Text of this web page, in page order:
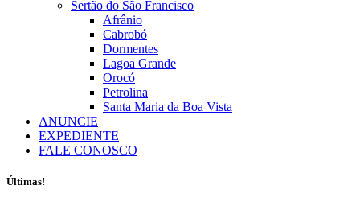
Sertão do São Francisco
Afrânio
Cabrobó
Dormentes
Lagoa Grande
Orocó
Petrolina
Santa Maria da Boa Vista
ANUNCIE
EXPEDIENTE
FALE CONOSCO
Últimas!